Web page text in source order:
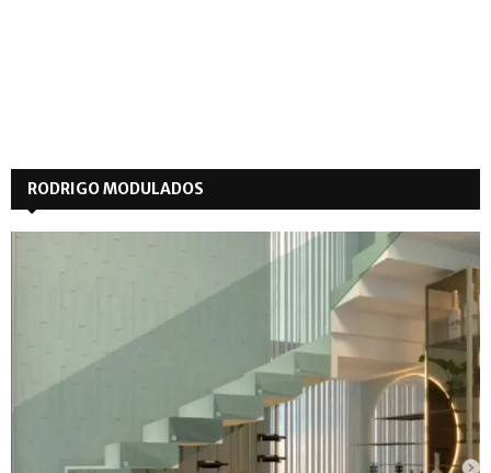
RODRIGO MODULADOS